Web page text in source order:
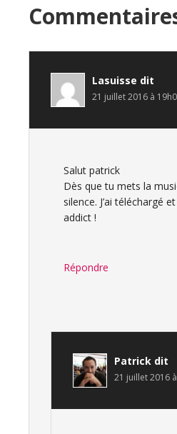
du
lecteur
Lasuisse dit
21 juillet 2016 à
Salut patrick
Dès que tu mets la
silence. J’ai téléchargé
addict !
Répondre
Patrick dit
21 juillet 2016